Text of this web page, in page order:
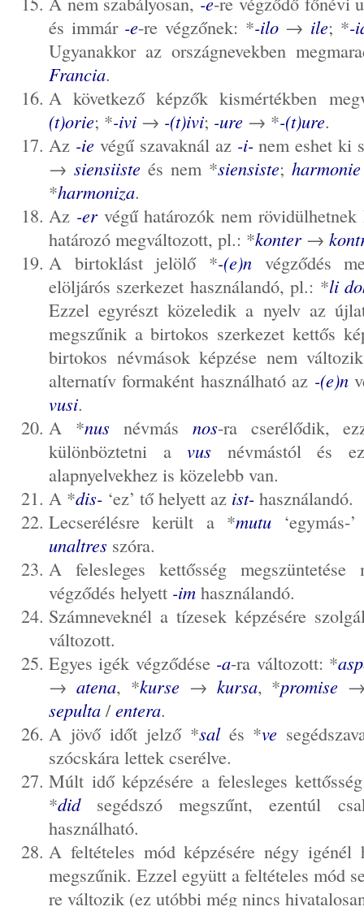
és immár -e-re végzőnek: *-ilo→ ile; *-
Ugyanakkor az országnevekben
Francia.
A következő képzők kismértékben
(t)orie; *-ivi → -(t)ivi; -ure → *-(t)ure.
Az -ievégű szavaknál az -i-nem eshet ki
→ siensiiste és nem *siensiste; harmonie
*harmoniza.
Az -ervégű határozók nem
határozó megváltozott, pl.: *konter →
A birtoklást jelölő *-(e)nvégződés
elöljárós szerkezet használandó, pl.: *li
Ezzel egyrészt közeledik a nyelv az
megszűnik a birtokos szerkezet kettős
birtokos névmások képzése nem
alternatív formaként használható az -(e)n
vusi.
A *nus névmás nos-ra cserélődik,
különböztetni avus névmástól és
alapnyelvekhez is közelebb van.
A *dis- ‘ez’ tő helyett az ist- használandó.
Lecserélésre került a *mutu‘egymás-
unaltres szóra.
A felesleges kettősség
végződés helyett -im használandó.
Számneveknél a tízesek képzésére
változott.
Egyes igék végződése -a-ra változott: *
→ atena, *kurse→ kursa, *promise
sepulta /entera.
A jövő időt jelző *salés *ve
szócskára lettek cserélve.
Múlt idő képzésére a felesleges
*didsegédszó megszűnt, ezentúl
használható.
A feltételes mód képzésére négy igénél
megszűnik. Ezzel együtt a feltételes mód
re változik (ez utóbbi még nincs